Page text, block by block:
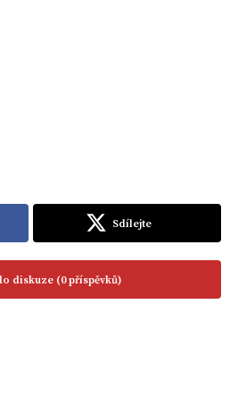
Sdílejte
diskuze (0 příspěvků)